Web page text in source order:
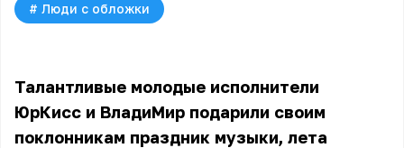
# Люди с обложки
Талантливые молодые исполнители
ЮрКисс и ВладиМир подарили своим
поклонникам праздник музыки, лета